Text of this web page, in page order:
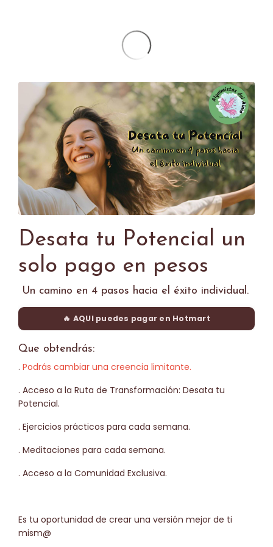
Desata tu Potencial un
solo pago en pesos
Un camino en 4 pasos hacia el éxito individual.
🔥 AQUI puedes pagar en Hotmart
Que obtendrás:
. Podrás cambiar una creencia limitante.
. Acceso a la Ruta de Transformación: Desata tu
Potencial.
. Ejercicios prácticos para cada semana.
. Meditaciones para cada semana.
. Acceso a la Comunidad Exclusiva.
Es tu oportunidad de crear una versión mejor de ti
mism@